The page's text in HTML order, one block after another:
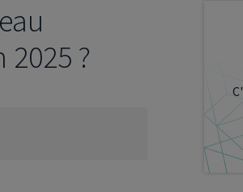
Assurance de
Renégocier son
PEA
Loi
SCPI
?